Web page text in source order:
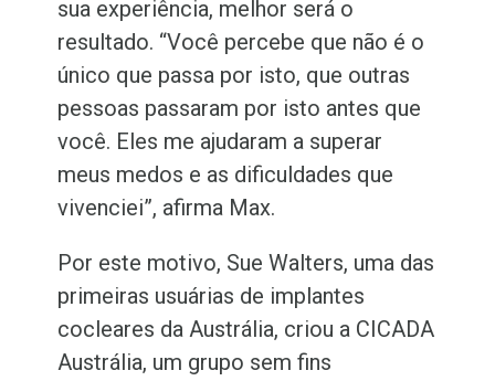
sua experiência, melhor será o
resultado. “Você percebe que não é o
único que passa por isto, que outras
pessoas passaram por isto antes que
você. Eles me ajudaram a superar
meus medos e as dificuldades que
vivenciei”, afirma Max.
Por este motivo, Sue Walters, uma das
primeiras usuárias de implantes
cocleares da Austrália, criou a CICADA
Austrália, um grupo sem fins